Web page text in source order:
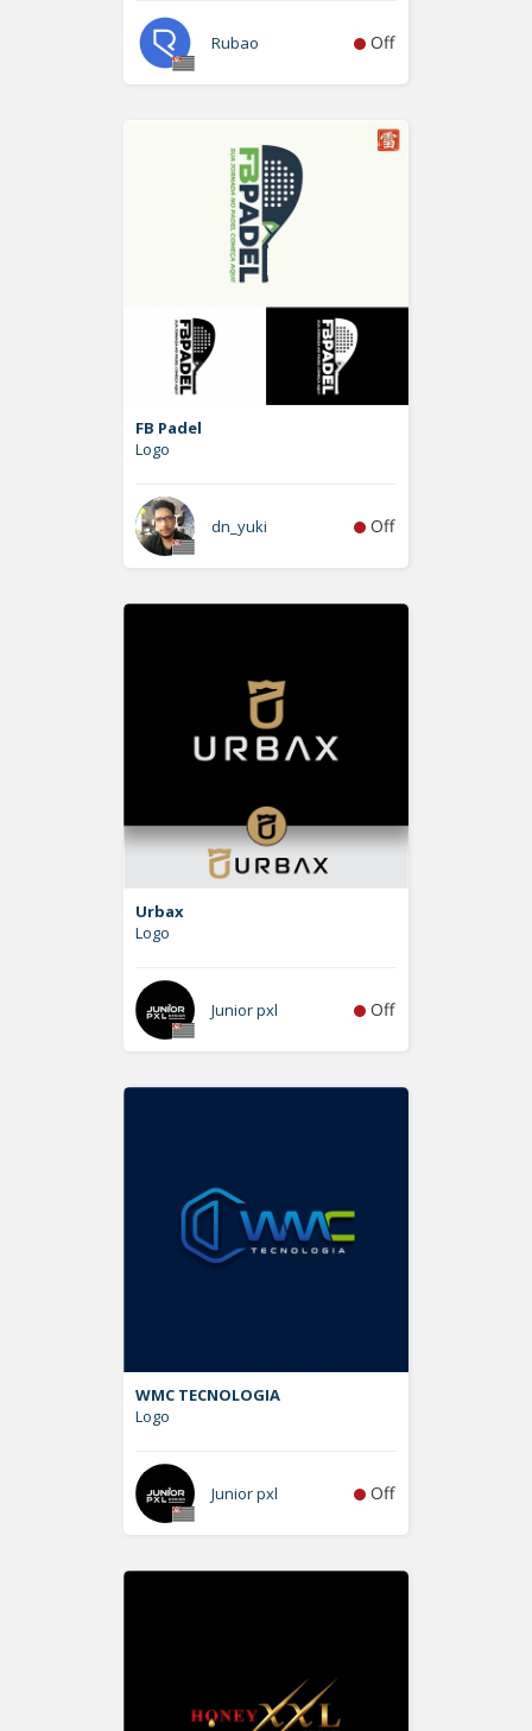
Rubao Off
FB Padel
Logo
dn_yuki Off
Urbax
Logo
Junior pxl Off
WMC TECNOLOGIA
Logo
Junior pxl Off